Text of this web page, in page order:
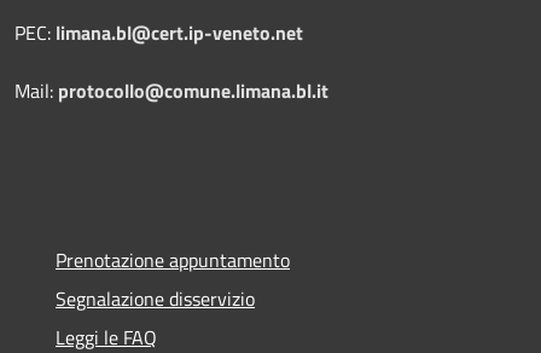
PEC: limana.bl@cert.ip-veneto.net
Mail: protocollo@comune.limana.bl.it
Prenotazione appuntamento
Segnalazione disservizio
Leggi le FAQ